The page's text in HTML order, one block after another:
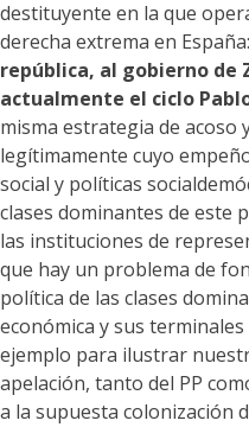
destituyente en la que
derecha extrema en España:
república, al gobierno de
actualmente el ciclo
misma estrategia de
legítimamente cuyo
social y políticas
clases dominantes de este
las instituciones de
que hay un problema de
política de las clases
económica y sus
ejemplo para ilustrar
apelación, tanto del PP
a la supuesta colonización